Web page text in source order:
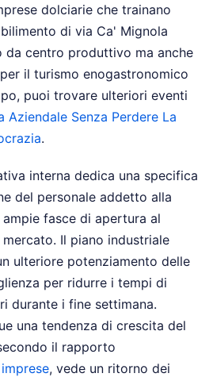
dolciarie che trainano
di via Ca' Mignola
da centro produttivo ma anche
il turismo enogastronomico
puoi trovare ulteriori eventi
Aziendale Senza Perdere La
.
interna dedica una specifica
del personale addetto alla
fasce di apertura al
Il piano industriale
ulteriore potenziamento delle
per ridurre i tempi di
durante i fine settimana.
una tendenza di crescita del
il rapporto
, vede un ritorno dei